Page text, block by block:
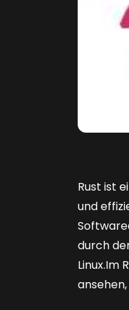
Rust ist
und
durch
Linux.Im